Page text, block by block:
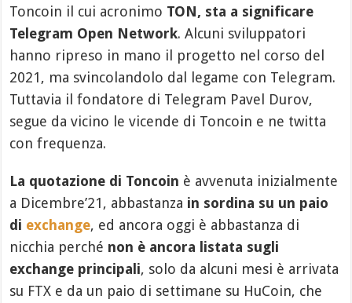
Toncoin il cui acronimo TON, sta a significare
Telegram Open Network. Alcuni sviluppatori
hanno ripreso in mano il progetto nel corso del
2021, ma svincolandolo dal legame con Telegram.
Tuttavia il fondatore di Telegram Pavel Durov,
segue da vicino le vicende di Toncoin e ne twitta
con frequenza.
La quotazione di Toncoin è avvenuta inizialmente
a Dicembre’21, abbastanza in sordina su un paio
di exchange, ed ancora oggi è abbastanza di
nicchia perché non è ancora listata sugli
exchange principali, solo da alcuni mesi è arrivata
su FTX e da un paio di settimane su HuCoin, che